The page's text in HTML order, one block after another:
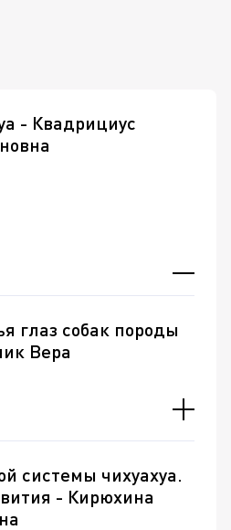
- Квадрициус
глаз собак породы
Вера
системы чихуахуа.
- Кирюхина